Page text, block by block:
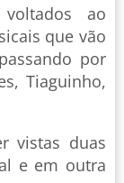
ao
que vão
por
Tiaguinho,
vistas duas
e em outra